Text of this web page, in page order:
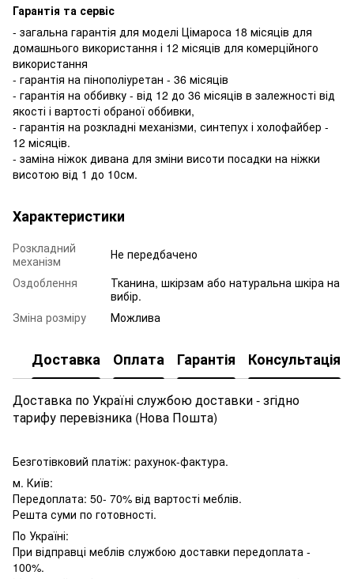
Гарантія та сервіс
- загальна гарантія для моделі Цімароса 18 місяців для
домашнього використання і 12 місяців для комерційного
використання
- гарантія на пінополіуретан - 36 місяців
- гарантія на оббивку - від 12 до 36 місяців в залежності від
якості і вартості обраної оббивки,
- гарантія на розкладні механізми, синтепух і холофайбер -
12 місяців.
- заміна ніжок дивана для зміни висоти посадки на ніжки
висотою від 1 до 10см.
Характеристики
Розкладний
механізм
Не передбачено
Оздоблення
Тканина, шкірзам або натуральна шкіра на
вибір.
Зміна розміру
Можлива
Доставка Оплата Гарантія Консультація
Доставка по Україні службою доставки - згідно
тарифу перевізника (Нова Пошта)
Безготівковий платіж: рахунок-фактура.
м. Київ:
Передоплата: 50- 70% від вартості меблів.
Решта суми по готовності.
По Україні:
При відправці меблів службою доставки передоплата -
100%.